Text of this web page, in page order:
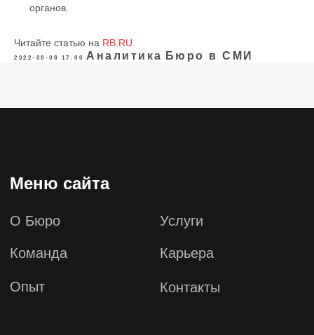
органов.
Читайте статью на RB.RU.
2022-08-08 17:00 Аналитика Бюро в СМИ